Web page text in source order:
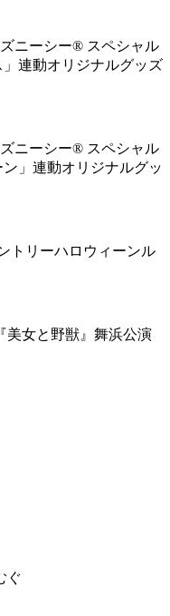
ニーシー® スペシャル
連動オリジナルグッズ
ニーシー® スペシャル
」連動オリジナルグッ
トリーハロウィーンル
美女と野獣』舞浜公演
ぐ